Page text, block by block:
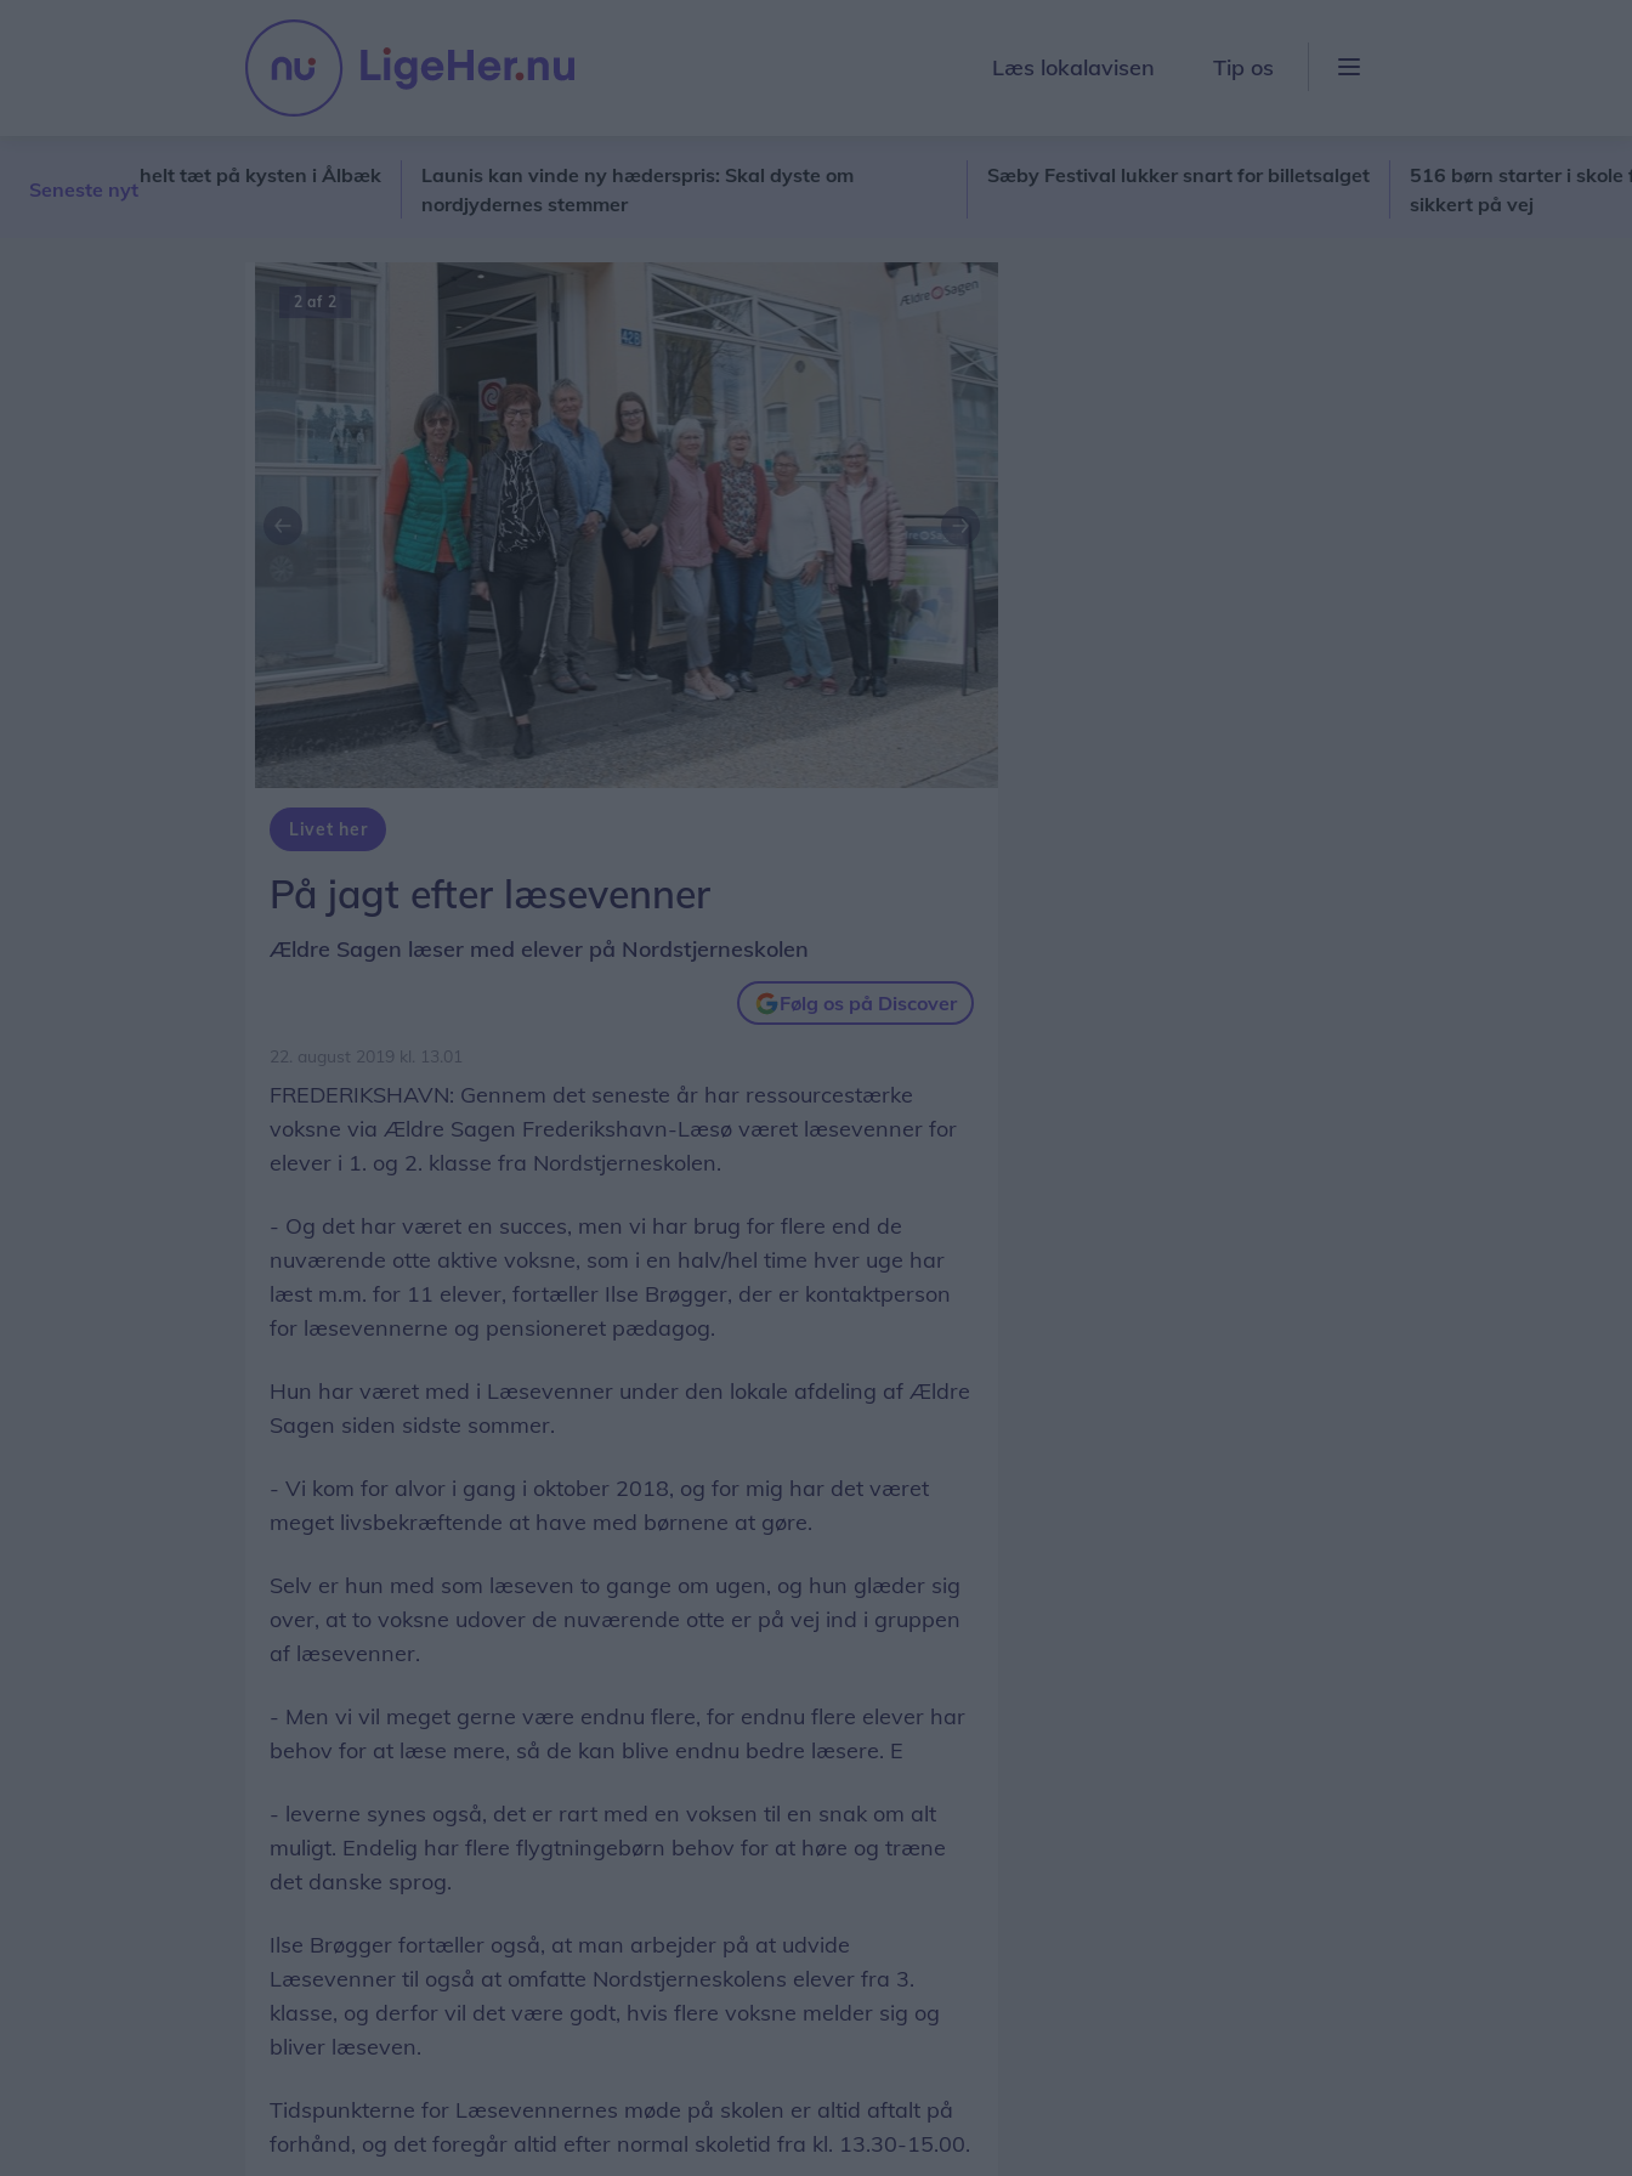
Læs lokalavisen Tip os
Seneste nyt
helt tæt på kysten i Ålbæk
Launis kan vinde ny hæderspris: Skal dyste om
nordjydernes stemmer
Sæby Festival lukker snart for billetsalget
516 børn starter i skole for
sikkert på vej
2 af 2
Forrige Næste
Livet her
På jagt efter læsevenner
Ældre Sagen læser med elever på Nordstjerneskolen
Følg os på Discover
22. august 2019 kl. 13.01
FREDERIKSHAVN: Gennem det seneste år har ressourcestærke
voksne via Ældre Sagen Frederikshavn-Læsø været læsevenner for
elever i 1. og 2. klasse fra Nordstjerneskolen.
- Og det har været en succes, men vi har brug for flere end de
nuværende otte aktive voksne, som i en halv/hel time hver uge har
læst m.m. for 11 elever, fortæller Ilse Brøgger, der er kontaktperson
for læsevennerne og pensioneret pædagog.
Hun har været med i Læsevenner under den lokale afdeling af Ældre
Sagen siden sidste sommer.
- Vi kom for alvor i gang i oktober 2018, og for mig har det været
meget livsbekræftende at have med børnene at gøre.
Selv er hun med som læseven to gange om ugen, og hun glæder sig
over, at to voksne udover de nuværende otte er på vej ind i gruppen
af læsevenner.
- Men vi vil meget gerne være endnu flere, for endnu flere elever har
behov for at læse mere, så de kan blive endnu bedre læsere. E
- leverne synes også, det er rart med en voksen til en snak om alt
muligt. Endelig har flere flygtningebørn behov for at høre og træne
det danske sprog.
Ilse Brøgger fortæller også, at man arbejder på at udvide
Læsevenner til også at omfatte Nordstjerneskolens elever fra 3.
klasse, og derfor vil det være godt, hvis flere voksne melder sig og
bliver læseven.
Tidspunkterne for Læsevennernes møde på skolen er altid aftalt på
forhånd, og det foregår altid efter normal skoletid fra kl. 13.30-15.00.